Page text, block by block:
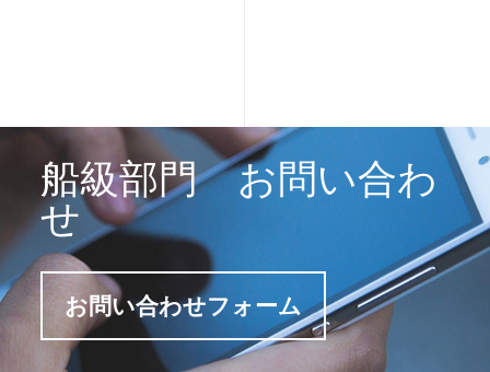
船級部門 お問い合わ
せ
お問い合わせフォーム